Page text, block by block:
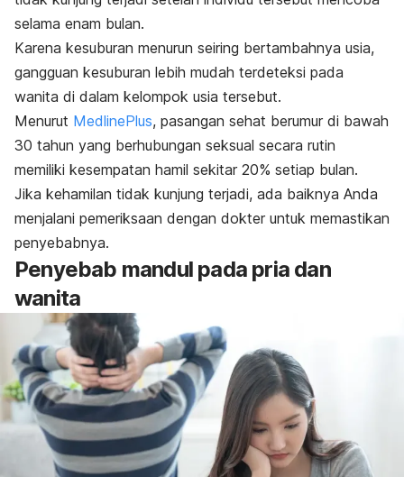
selama enam bulan.
Karena kesuburan menurun seiring bertambahnya usia,
gangguan kesuburan lebih mudah terdeteksi pada
wanita di dalam kelompok usia tersebut.
Menurut MedlinePlus, pasangan sehat berumur di bawah
30 tahun yang berhubungan seksual secara rutin
memiliki kesempatan hamil sekitar 20% setiap bulan.
Jika kehamilan tidak kunjung terjadi, ada baiknya Anda
menjalani pemeriksaan dengan dokter untuk memastikan
penyebabnya.
Penyebab mandul pada pria dan
wanita